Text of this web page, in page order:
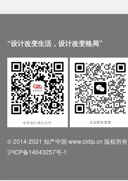
“设计改变生活，设计改变格局”
© 2014-2021 知产中国 www.cidip.cn 版权所有
沪ICP备14043257号-1